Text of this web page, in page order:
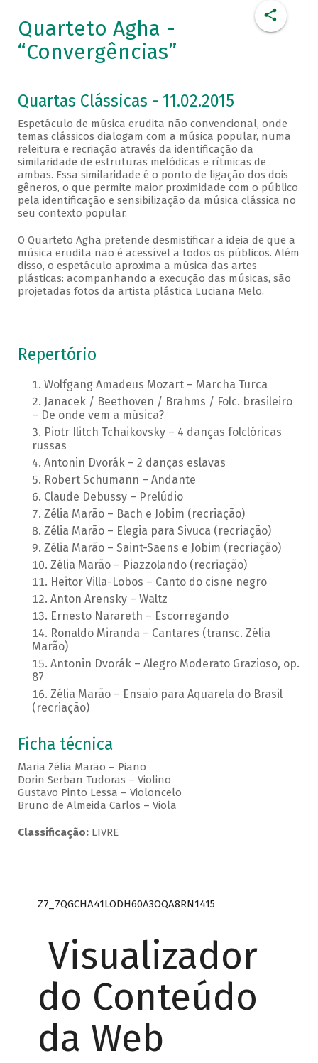
Quarteto Agha -
“Convergências”
Quartas Clássicas - 11.02.2015
Espetáculo de música erudita não convencional, onde
temas clássicos dialogam com a música popular, numa
releitura e recriação através da identificação da
similaridade de estruturas melódicas e rítmicas de
ambas. Essa similaridade é o ponto de ligação dos dois
gêneros, o que permite maior proximidade com o público
pela identificação e sensibilização da música clássica no
seu contexto popular.
O Quarteto Agha pretende desmistificar a ideia de que a
música erudita não é acessível a todos os públicos. Além
disso, o espetáculo aproxima a música das artes
plásticas: acompanhando a execução das músicas, são
projetadas fotos da artista plástica Luciana Melo.
Repertório
Wolfgang Amadeus Mozart – Marcha Turca
Janacek / Beethoven / Brahms / Folc. brasileiro
– De onde vem a música?
Piotr Ilitch Tchaikovsky – 4 danças folclóricas
russas
Antonin Dvorák – 2 danças eslavas
Robert Schumann – Andante
Claude Debussy – Prelúdio
Zélia Marão – Bach e Jobim (recriação)
Zélia Marão – Elegia para Sivuca (recriação)
Zélia Marão – Saint-Saens e Jobim (recriação)
Zélia Marão – Piazzolando (recriação)
Heitor Villa-Lobos – Canto do cisne negro
Anton Arensky – Waltz
Ernesto Narareth – Escorregando
Ronaldo Miranda – Cantares (transc. Zélia
Marão)
Antonin Dvorák – Alegro Moderato Grazioso, op.
87
Zélia Marão – Ensaio para Aquarela do Brasil
(recriação)
Ficha técnica
Maria Zélia Marão – Piano
Dorin Serban Tudoras – Violino
Gustavo Pinto Lessa – Violoncelo
Bruno de Almeida Carlos – Viola
Classificação:LIVRE
Z7_7QGCHA41LODH60A3OQA8RN1415
Visualizador
do Conteúdo
da Web